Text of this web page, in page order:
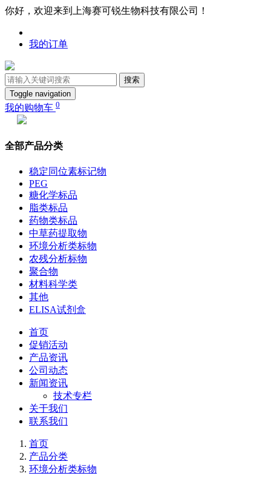
你好，欢迎来到上海赛可锐生物科技有限公司！
我的订单
搜索
Toggle navigation
我的购物车 0
全部产品分类
稳定同位素标记物
PEG
糖化学标品
脂类标品
药物类标品
中草药提取物
环境分析类标物
农残分析标物
聚合物
材料科学类
其他
ELISA试剂盒
首页
促销活动
产品资讯
公司动态
新闻资讯
技术专栏
关于我们
联系我们
首页
产品分类
环境分析类标物